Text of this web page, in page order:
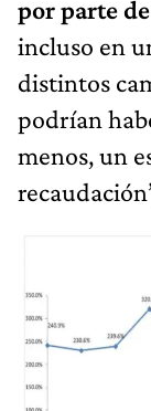
por parte
incluso en
distintos
podrían
menos, un